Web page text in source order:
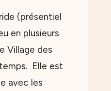
(présentiel
en plusieurs
Village des
Elle est
avec les